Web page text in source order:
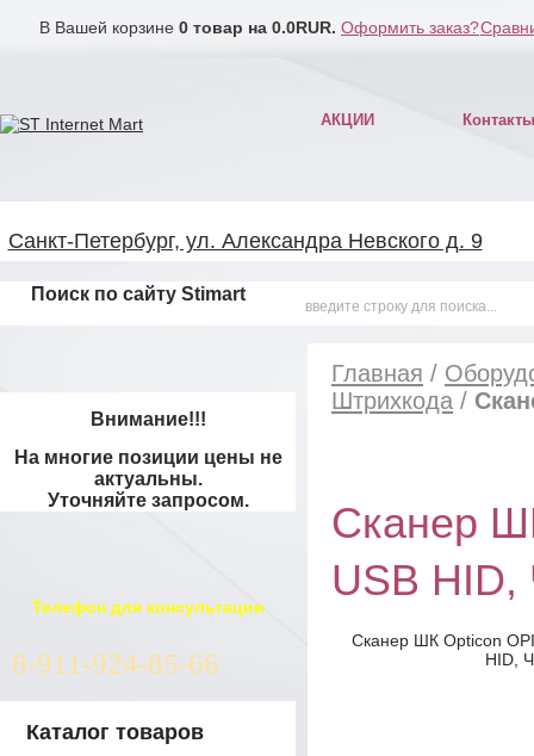
В Вашей корзине 0 товар на 0.0RUR. Оформить заказ?
АКЦИИ Контакты
Санкт-Петербург, ул. Александра Невского д. 9
Поиск по сайту Stimart
Внимание!!!
На многие позиции цены не
актуальны.
Уточняйте запросом.
Телефон для консультации
8-911-924-85-66
Каталог товаров
Главная /
Штрихкода /
Сканер
USB
Сканер ШК Opticon
HID,